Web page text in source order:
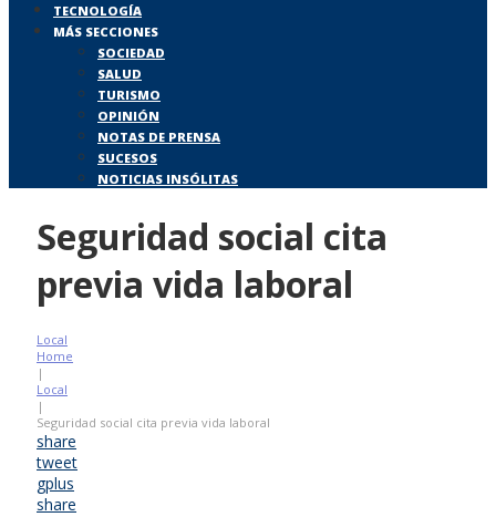
TECNOLOGÍA
MÁS SECCIONES
SOCIEDAD
SALUD
TURISMO
OPINIÓN
NOTAS DE PRENSA
SUCESOS
NOTICIAS INSÓLITAS
Seguridad social cita
previa vida laboral
Local
Home
|
Local
|
Seguridad social cita previa vida laboral
share
tweet
gplus
share